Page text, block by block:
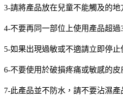
3-請將產品放在兒童不能觸及的地
4-不要再同一部位上使用產品超過
5-如果出現過敏或不適請立即停止
6-不要使用於破損疼痛或敏感的皮
7-此產品並不防水，請不要沾濕